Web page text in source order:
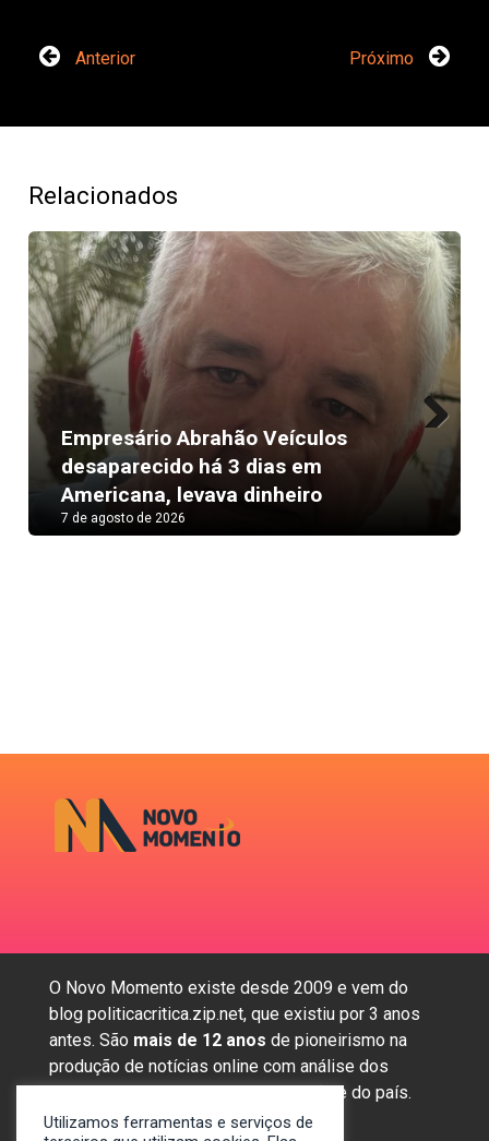
Anterior Próximo
Relacionados
Pix amplia participação nas vendas
de bares e restaurantes
7 de agosto de 2026
Previous Next
O Novo Momento existe desde 2009 e vem do
blog politicacritica.zip.net, que existiu por 3 anos
antes. São mais de 12 anos de pioneirismo na
produção de notícias online com análise dos
assuntos mais importantes da região e do país.
Utilizamos ferramentas e serviços de